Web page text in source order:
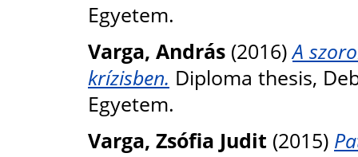
Egyetem.
Varga, András (2016)A
krízisben. Diploma thesis,
Egyetem.
Varga, Zsófia Judit (2015)